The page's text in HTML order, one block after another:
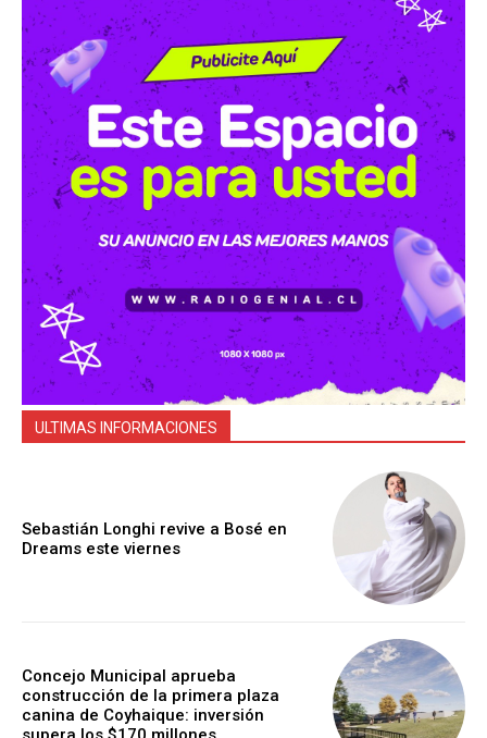
ULTIMAS INFORMACIONES
Sebastián Longhi revive a Bosé en
Dreams este viernes
Concejo Municipal aprueba
construcción de la primera plaza
canina de Coyhaique: inversión